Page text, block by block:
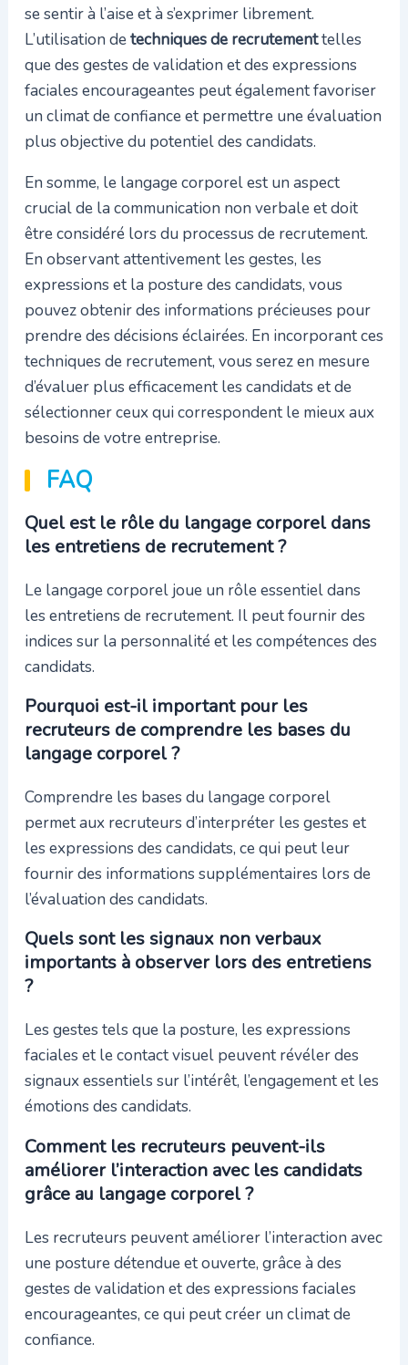
se sentir à l’aise et à s’exprimer librement.
L’utilisation detechniques de recrutementtelles
que des gestes de validation et des expressions
faciales encourageantes peut également favoriser
un climat de confiance et permettre une évaluation
plus objective du potentiel des candidats.
En somme, le langage corporel est un aspect
crucial de la communication non verbale et doit
être considéré lors du processus de recrutement.
En observant attentivement les gestes, les
expressions et la posture des candidats, vous
pouvez obtenir des informations précieuses pour
prendre des décisions éclairées. En incorporant ces
techniques de recrutement, vous serez en mesure
d’évaluer plus efficacement les candidats et de
sélectionner ceux qui correspondent le mieux aux
besoins de votre entreprise.
FAQ
Quel est le rôle du langage corporel dans
les entretiens de recrutement ?
Le langage corporel joue un rôle essentiel dans
les entretiens de recrutement. Il peut fournir des
indices sur la personnalité et les compétences des
candidats.
Pourquoi est-il important pour les
recruteurs de comprendre les bases du
langage corporel ?
Comprendre les bases du langage corporel
permet aux recruteurs d’interpréter les gestes et
les expressions des candidats, ce qui peut leur
fournir des informations supplémentaires lors de
l’évaluation des candidats.
Quels sont les signaux non verbaux
importants à observer lors des entretiens
?
Les gestes tels que la posture, les expressions
faciales et le contact visuel peuvent révéler des
signaux essentiels sur l’intérêt, l’engagement et les
émotions des candidats.
Comment les recruteurs peuvent-ils
améliorer l’interaction avec les candidats
grâce au langage corporel ?
Les recruteurs peuvent améliorer l’interaction avec
une posture détendue et ouverte, grâce à des
gestes de validation et des expressions faciales
encourageantes, ce qui peut créer un climat de
confiance.